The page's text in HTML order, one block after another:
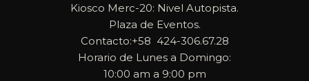
Kiosco Merc-20: Nivel Autopista.
Plaza de Eventos.
Contacto:+58 424-306.67.28
Horario de Lunes a Domingo:
10:00 am a 9:00 pm